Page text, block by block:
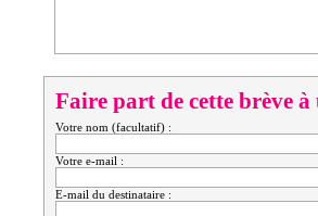
Faire part de cette brève
Votre nom (facultatif) :
Votre e-mail :
E-mail du destinataire :